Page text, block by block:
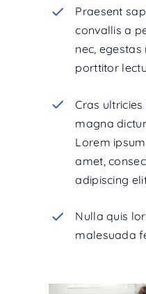
Praesent
convallis a
nec, egestas
porttitor
Cras
magna
Lorem
amet,
adipiscing
Nulla quis
malesuada